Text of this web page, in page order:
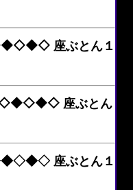
座ぶとん１
座ぶとん
座ぶとん１